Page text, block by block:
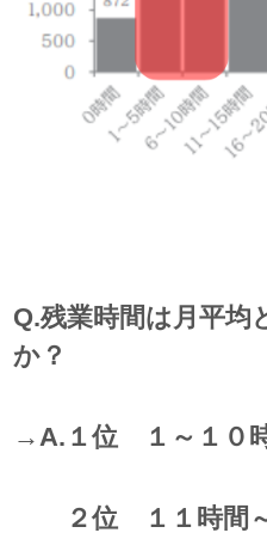
Q.残業時間は月平
か？
→A.１位 １～１０
２位 １１時間～